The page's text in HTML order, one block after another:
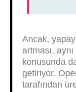
Ancak,
artması,
konusunda
getiriyor.
tarafından